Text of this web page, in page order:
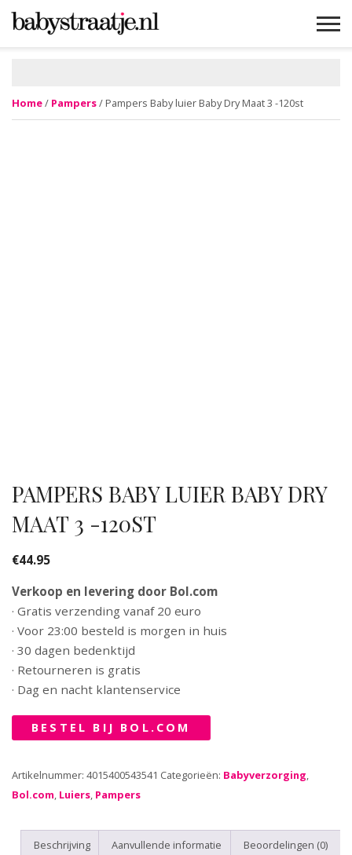
Home/ Pampers/ Pampers Baby luier Baby Dry Maat 3 -120st
PAMPERS BABY LUIER BABY DRY
MAAT 3 -120ST
€44.95
Verkoop en levering door Bol.com
· Gratis verzending vanaf 20 euro
· Voor 23:00 besteld is morgen in huis
· 30 dagen bedenktijd
· Retourneren is gratis
· Dag en nacht klantenservice
BESTEL BIJ BOL.COM
Artikelnummer: 4015400543541 Categorieën: Babyverzorging,
Bol.com, Luiers, Pampers
Beschrijving Aanvullende informatie Beoordelingen (0)